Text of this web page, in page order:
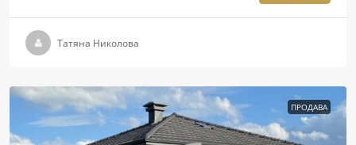
Татяна Николова
ПРОДАВА